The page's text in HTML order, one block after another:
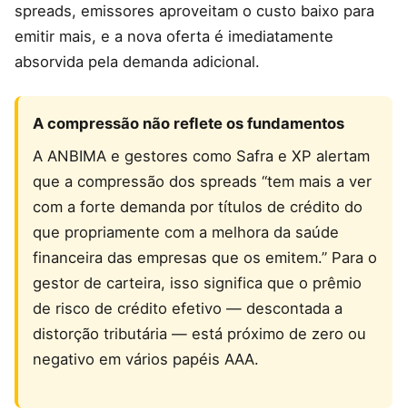
spreads, emissores aproveitam o custo baixo para
emitir mais, e a nova oferta é imediatamente
absorvida pela demanda adicional.
A compressão não reflete os fundamentos
A ANBIMA e gestores como Safra e XP alertam
que a compressão dos spreads “tem mais a ver
com a forte demanda por títulos de crédito do
que propriamente com a melhora da saúde
financeira das empresas que os emitem.” Para o
gestor de carteira, isso significa que o prêmio
de risco de crédito efetivo — descontada a
distorção tributária — está próximo de zero ou
negativo em vários papéis AAA.